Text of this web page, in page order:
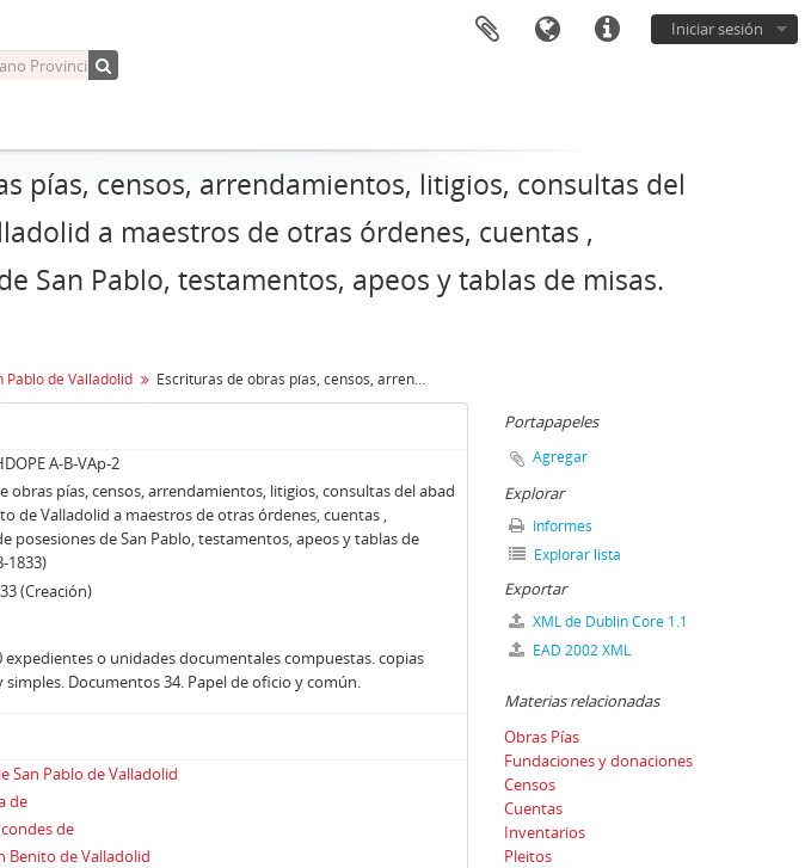
Iniciar sesión
pías, censos, arrendamientos, litigios, consultas del
a maestros de otras órdenes, cuentas ,
San Pablo, testamentos, apeos y tablas de misas.
Pablo de Valladolid Escrituras de obras pías, censos, arrendamientos, litigios, consultas del abad de San Benito de Valladolid a maestros de otras órdenes, cuentas , inventario de posesiones de San Pablo, testamentos, apeos y tablas de misas. (1278-1833)
A-B-VAp-2
obras pías, censos, arrendamientos, litigios, consultas del abad
de Valladolid a maestros de otras órdenes, cuentas ,
posesiones de San Pablo, testamentos, apeos y tablas de
1833)
(Creación)
expedientes o unidades documentales compuestas. copias
simples. Documentos 34. Papel de oficio y común.
San Pablo de Valladolid
de
de
Benito de Valladolid
Portapapeles
Agregar
Explorar
Informes
Explorar lista
Exportar
XML de Dublin Core 1.1
EAD 2002 XML
Materias relacionadas
Obras Pías
Fundaciones y donaciones
Censos
Cuentas
Inventarios
Pleitos